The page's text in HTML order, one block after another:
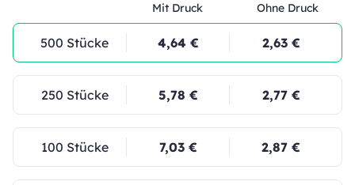
Mit Druck Ohne Druck
500 Stücke 4,64 € 2,63 €
250 Stücke 5,78 € 2,77 €
100 Stücke 7,03 € 2,87 €